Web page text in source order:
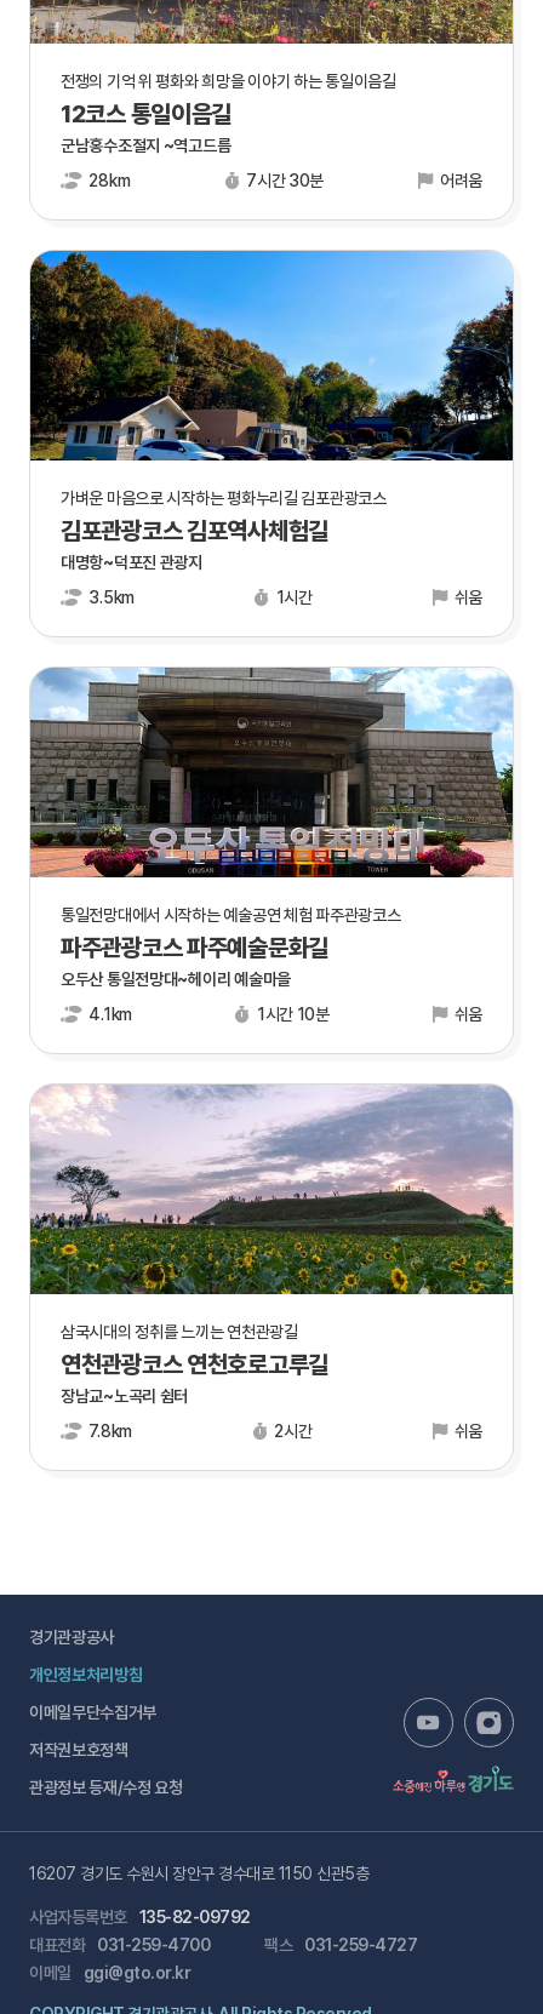
전쟁의 기억 위 평화와 희망을 이야기 하는 통일이음길
12코스 통일이음길
군남홍수조절지 ~역고드름
28km
7시간 30분 어려움
가벼운 마음으로 시작하는 평화누리길 김포관광코스
김포관광코스 김포역사체험길
대명항~덕포진 관광지
3.5km
1시간 쉬움
통일전망대에서 시작하는 예술공연 체험 파주관광코스
파주관광코스 파주예술문화길
오두산 통일전망대~헤이리 예술마을
4.1km
1시간 10분 쉬움
삼국시대의 정취를 느끼는 연천관광길
연천관광코스 연천호로고루길
장남교~노곡리 쉼터
7.8km
2시간 쉬움
경기관광공사
개인정보처리방침
이메일무단수집거부
저작권보호정책
관광정보 등재/수정 요청
16207 경기도 수원시 장안구 경수대로 1150 신관5층
사업자등록번호
135-82-09792
대표전화
031-259-4700 팩스
031-259-4727
이메일
ggi@gto.or.kr